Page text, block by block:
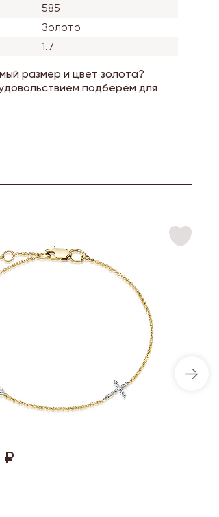
585
Золото
1.7
размер и цвет золота?
подберем для
₽